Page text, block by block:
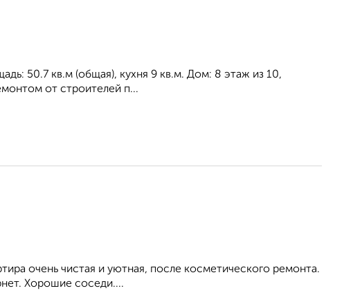
50.7 кв.м (общая), кухня 9 кв.м. Дом: 8 этаж из 10,
от строителей п...
очень чистая и уютная, после косметического ремонта.
Хорошие соседи....